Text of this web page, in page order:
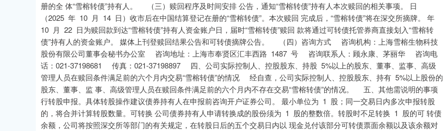
册的全 体“雪榕转债”持有人。 （三）赎回程序及时间安排 公告，通知“雪榕转债”持有人本次赎回的相关事项。 日
（2025 年 10 月 14 日）收市后在中国结算登记在册的“雪榕转债”。本次赎回 完成后，“雪榕转债”将在深交所摘牌。 年
10 月 22 日为赎回款到达“雪榕转债”持有人资金账户日，届时“雪榕转债”赎回 款将通过可转债托管券商直接划入“雪榕转
债”持有人的资金账户。 媒体上刊登赎回结果公告和可转债摘牌公告。 （四）咨询方式 咨询机构：上海雪榕生物科技
股份有限公司董事会秘书办公室 咨询地址：上海市奉贤区汇丰西路 1487 号 咨询联系人：顾永康、茅丽华 咨询电
话：021-37198681 传真：021-37198897 四、公司实际控制人、控股股东、持股 5%以上的股东、董事、监事、高级
管理人员在赎回条件满足前的六个月内交易“雪榕转债”的情况 经自查，公司实际控制人、控股股东、持有 5%以上股份的
股东、董事、监 事、高级管理人员在赎回条件满足前的六个月内不存在交易“雪榕转债”的情况。 五、其他需说明的事项
行转股申报。具体转股操作建议债券持有人在申报前咨询开户证券公司。 最小单位为 1 股；同一交易日内多次申报转股
的，将合并计算转股数量。可转换 公司债券持有人申请转换成的股份须为 1 股的整数倍。转股时不足转换 1 股的可 转债
余额，公司将按照深交所等部门的有关规定，在转股日后的五个交易日内以 现金兑付该部分可转债票面余额以及该余额对